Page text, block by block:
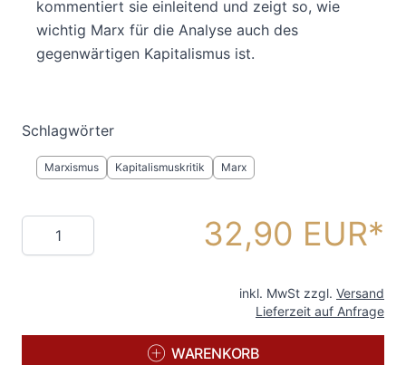
kommentiert sie einleitend und zeigt so, wie
wichtig Marx für die Analyse auch des
gegenwärtigen Kapitalismus ist.
Schlagwörter
Marxismus Kapitalismuskritik Marx
Menge 32,90 EUR
inkl. MwSt zzgl. Versand
Lieferzeit auf Anfrage
WARENKORB